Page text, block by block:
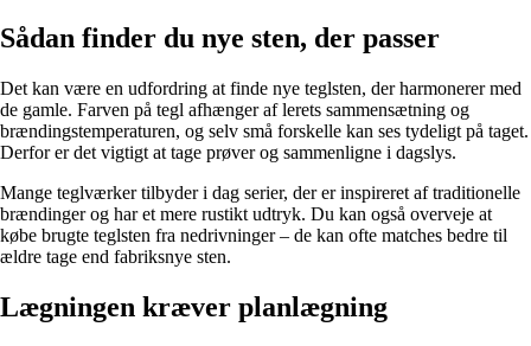
Sådan finder du nye sten, der passer
Det kan være en udfordring at finde nye teglsten, der harmonerer med
de gamle. Farven på tegl afhænger af lerets sammensætning og
brændingstemperaturen, og selv små forskelle kan ses tydeligt på taget.
Derfor er det vigtigt at tage prøver og sammenligne i dagslys.
Mange teglværker tilbyder i dag serier, der er inspireret af traditionelle
brændinger og har et mere rustikt udtryk. Du kan også overveje at
købe brugte teglsten fra nedrivninger – de kan ofte matches bedre til
ældre tage end fabriksnye sten.
Lægningen kræver planlægning